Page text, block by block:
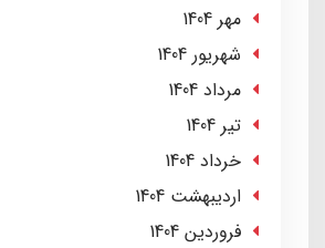
مهر 1404
شهریور 1404
مرداد 1404
تير 1404
خرداد 1404
ارديبهشت 1404
فروردین 1404